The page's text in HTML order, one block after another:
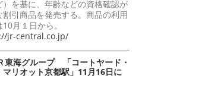
）を基に、年齢などの資格確認が
割引商品を発売する。商品の利用
月１日から。
jr-central.co.jp/
東海グループ 「コートヤード・
マリオット京都駅」11月16日に